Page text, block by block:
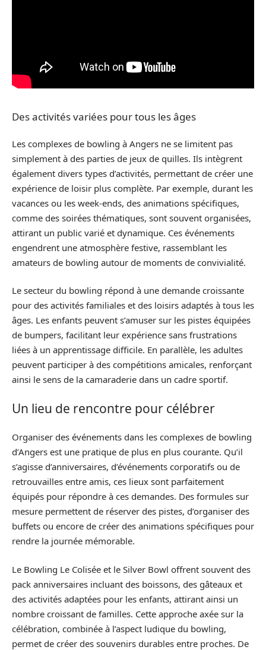
Des activités variées pour tous les âges
Les complexes de bowling à Angers ne se limitent pas
simplement à des parties de jeux de quilles. Ils intègrent
également divers types d’activités, permettant de créer une
expérience de loisir plus complète. Par exemple, durant les
vacances ou les week-ends, des animations spécifiques,
comme des soirées thématiques, sont souvent organisées,
attirant un public varié et dynamique. Ces événements
engendrent une atmosphère festive, rassemblant les
amateurs de bowling autour de moments de convivialité.
Le secteur du bowling répond à une demande croissante
pour des activités familiales et des loisirs adaptés à tous les
âges. Les enfants peuvent s’amuser sur les pistes équipées
de bumpers, facilitant leur expérience sans frustrations
liées à un apprentissage difficile. En parallèle, les adultes
peuvent participer à des compétitions amicales, renforçant
ainsi le sens de la camaraderie dans un cadre sportif.
Un lieu de rencontre pour célébrer
Organiser des événements dans les complexes de bowling
d’Angers est une pratique de plus en plus courante. Qu’il
s’agisse d’anniversaires, d’événements corporatifs ou de
retrouvailles entre amis, ces lieux sont parfaitement
équipés pour répondre à ces demandes. Des formules sur
mesure permettent de réserver des pistes, d’organiser des
buffets ou encore de créer des animations spécifiques pour
rendre la journée mémorable.
Le Bowling Le Colisée et le Silver Bowl offrent souvent des
pack anniversaires incluant des boissons, des gâteaux et
des activités adaptées pour les enfants, attirant ainsi un
nombre croissant de familles. Cette approche axée sur la
célébration, combinée à l’aspect ludique du bowling,
permet de créer des souvenirs durables entre proches. De